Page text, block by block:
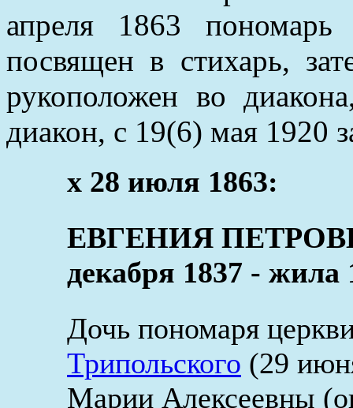
апреля 1863
посвящен в стихарь,
рукоположен во
диакон, с 19(6) мая 1920
x 28 июля 1863:
ЕВГЕНИЯ
декабря 1837 - жила
Дочь пономаря
Трипольского (29
Марии Алексеевны